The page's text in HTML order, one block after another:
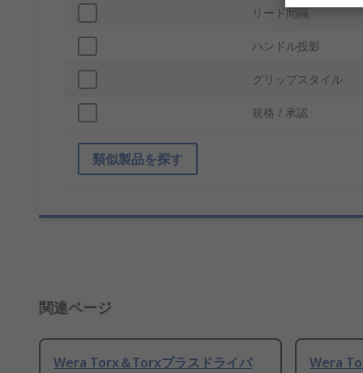
リード間隔
ハンドル投影
グリップスタイル
規格 / 承認
類似製品を探す
関連ページ
Wera Torx＆Torxプラスドライバ
Wera